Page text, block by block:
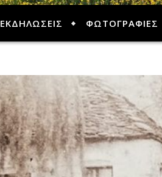
ΕΚΔΗΛΩΣΕΙΣ ΦΩΤΟΓΡΑΦΙΕΣ